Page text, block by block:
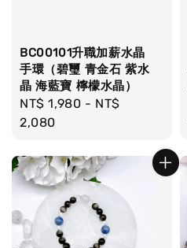
BC00101升職加薪水晶
手環（碧璽 青金石 紫水
晶 海藍寶 檸檬水晶）
Regular
price
NT$ 1,980 - NT$
2,080